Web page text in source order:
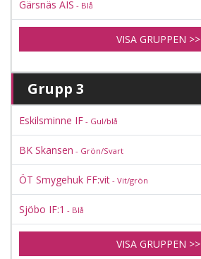
Gärsnäs AIS - Blå
VISA GRUPPEN >>
Grupp 3
Eskilsminne IF - Gul/blå
BK Skansen - Grön/Svart
ÖT Smygehuk FF:vit - Vit/grön
Sjöbo IF:1 - Blå
VISA GRUPPEN >>